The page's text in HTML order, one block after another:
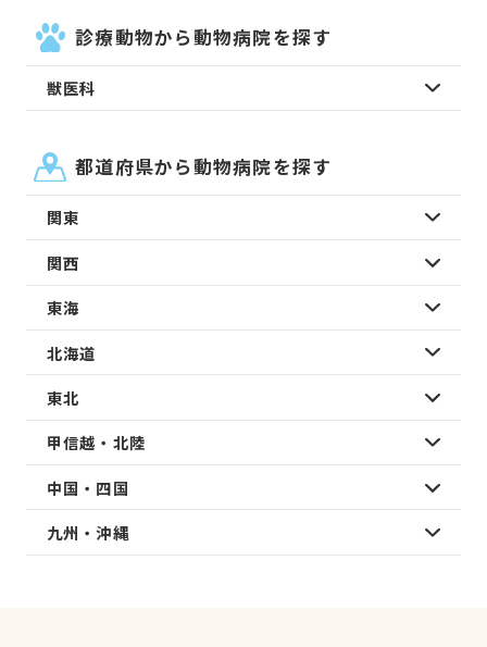
診療動物から動物病院を探す
獣医科
都道府県から動物病院を探す
関東
関西
東海
北海道
東北
甲信越・北陸
中国・四国
九州・沖縄